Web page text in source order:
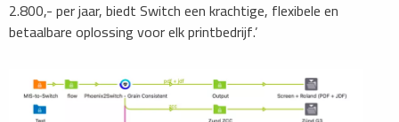
2.800,- per jaar, biedt Switch een krachtige, flexibele en
betaalbare oplossing voor elk printbedrijf.’